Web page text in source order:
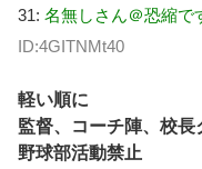
31: 名無しさん＠恐縮で
ID:4GITNMt40
軽い順に
監督、コーチ陣、校長
野球部活動禁止